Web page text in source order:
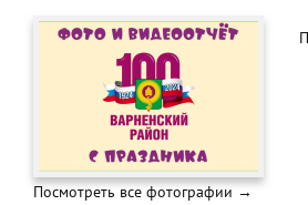
Посмотреть все фотографии →